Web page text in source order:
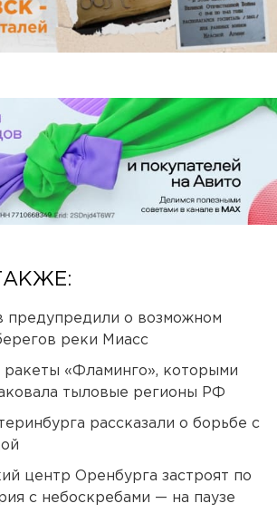
предупредили о возможном
реки Миасс
«Фламинго», которыми
тыловые регионы РФ
рассказали о борьбе с
центр Оренбурга застроят по
с небоскребами — на паузе